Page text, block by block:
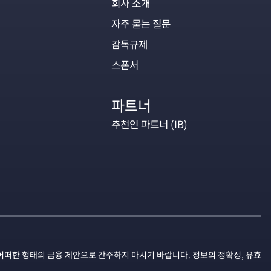
회사 소개
자주 묻는 질문
감독규제
스폰서
파트너
추천인 파트너 (IB)
한 형태의 금융 제안으로 간주하지 마시기 바랍니다. 정보의 정확성, 유효